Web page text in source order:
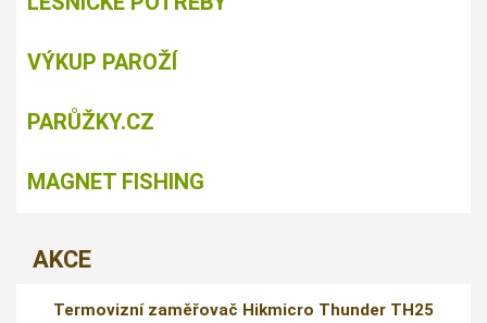
VÝKUP PAROŽÍ
PARŮŽKY.CZ
MAGNET FISHING
AKCE
Termovizní zaměřovač Hikmicro Thunder TH25